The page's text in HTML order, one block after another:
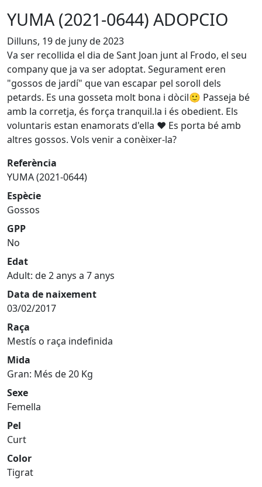
YUMA (2021-0644) ADOPCIO
Dilluns, 19 de juny de 2023
Va ser recollida el dia de Sant Joan junt al Frodo, el seu
company que ja va ser adoptat. Segurament eren
"gossos de jardí" que van escapar pel soroll dels
petards. Es una gosseta molt bona i dòcil🙂 Passeja bé
amb la corretja, és força tranquil.la i és obedient. Els
voluntaris estan enamorats d'ella ❤️ Es porta bé amb
altres gossos. Vols venir a conèixer-la?
Referència
YUMA (2021-0644)
Espècie
Gossos
GPP
No
Edat
Adult: de 2 anys a 7 anys
Data de naixement
03/02/2017
Raça
Mestís o raça indefinida
Mida
Gran: Més de 20 Kg
Sexe
Femella
Pel
Curt
Color
Tigrat